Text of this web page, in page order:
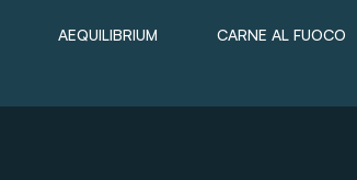
AEQUILIBRIUM CARNE AL FUOCO